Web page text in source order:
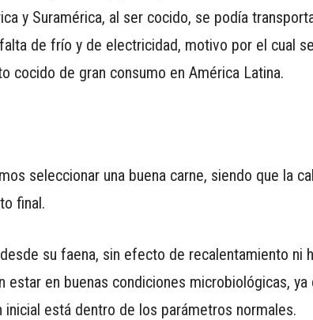
y Suramérica, al ser cocido, se podía
de frío y de electricidad, motivo por el cual
cocido de gran consumo en América Latina.
seleccionar una buena carne, siendo que la
final.
su faena, sin efecto de recalentamiento ni
en buenas condiciones microbiológicas, ya
está dentro de los parámetros normales.